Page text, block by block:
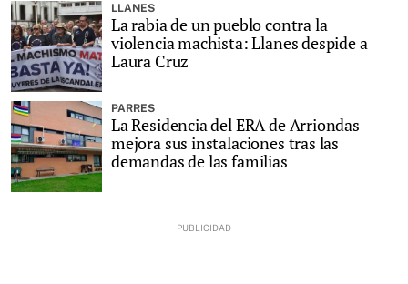
LLANES
La rabia de un pueblo contra la
violencia machista: Llanes despide a
Laura Cruz
PARRES
La Residencia del ERA de Arriondas
mejora sus instalaciones tras las
demandas de las familias